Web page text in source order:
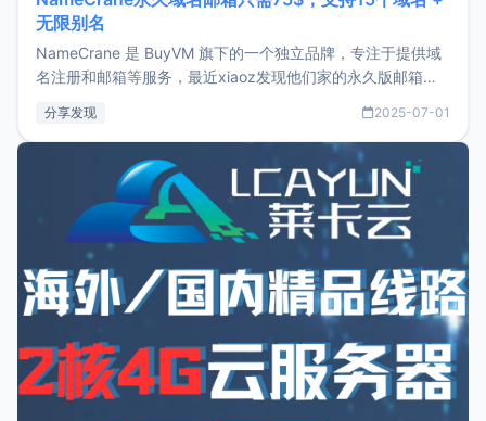
无限别名
NameCrane 是 BuyVM 旗下的一个独立品牌，专注于提供域
名注册和邮箱等服务，最近xiaoz发现他们家的永久版邮箱服
又实惠的域名邮箱，不妨尝试一下 NameCrane。注册
NameCraneNameCrane不支持直接注册，必须要购买
分享发现 2025-07-01